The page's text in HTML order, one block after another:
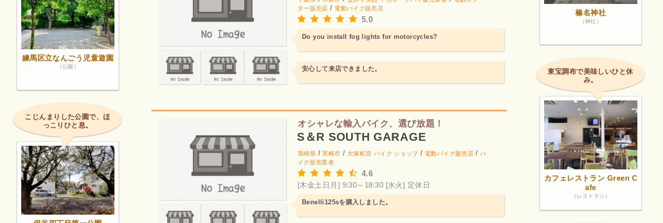
ター販売店 / 電動バイク販売店
5.0
Do you install fog lights for motorcycles?
安心して来店できました。
オシャレな輸入バイク、選び放題！
S＆R SOUTH GARAGE
宮崎県 /宮崎市 / 大塚町原 バイク ショップ/ 電動バイク販売店/バ
イク販売業者
4.6
[木金土日月] 9:30～18:30 [水火] 定休日
Benelli125sを購入しました。
練馬区立なんごう児童遊園
（公園）
こじんまりした公園で、ほ
っこりひと息。
榛名神社
（神社）
東宝調布で美味しいひと休
み。
カフェレストラン Green C
afe
（レストラン）